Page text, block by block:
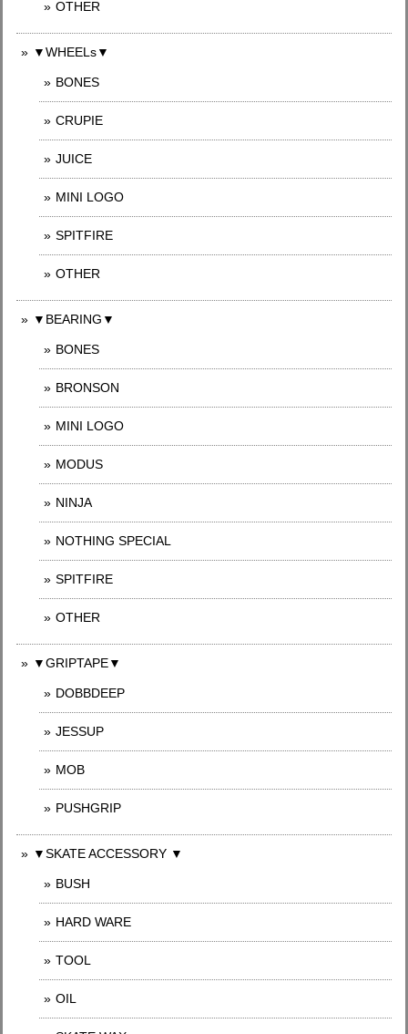
OTHER
▼WHEELs▼
BONES
CRUPIE
JUICE
MINI LOGO
SPITFIRE
OTHER
▼BEARING▼
BONES
BRONSON
MINI LOGO
MODUS
NINJA
NOTHING SPECIAL
SPITFIRE
OTHER
▼GRIPTAPE▼
DOBBDEEP
JESSUP
MOB
PUSHGRIP
▼SKATE ACCESSORY ▼
BUSH
HARD WARE
TOOL
OIL